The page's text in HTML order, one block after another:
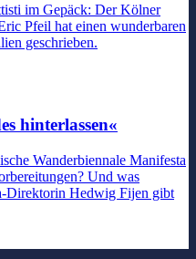
im Gepäck: Der Kölner
Pfeil hat einen wunderbaren
geschrieben.
hinterlassen«
Wanderbiennale Manifesta
Und was
Direktorin Hedwig Fijen gibt